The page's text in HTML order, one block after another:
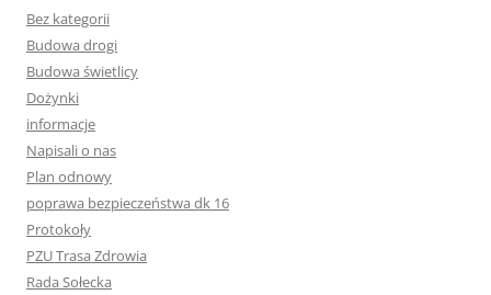
Bez kategorii
Budowa drogi
Budowa świetlicy
Dożynki
informacje
Napisali o nas
Plan odnowy
poprawa bezpieczeństwa dk 16
Protokoły
PZU Trasa Zdrowia
Rada Sołecka